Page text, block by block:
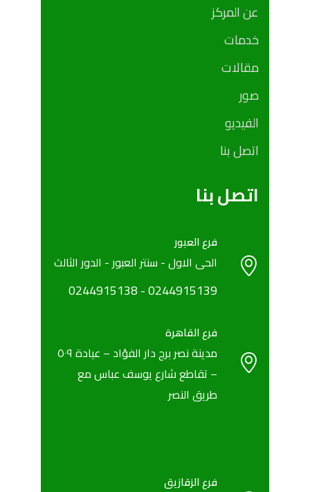
عن المركز
خدمات
مقالات
صور
الفيديو
اتصل بنا
اتصل بنا
فرع العبور
الحى الاول - سنتر العبور - الدور الثالث
0244915138- ‎‎0244915139
فرع القاهرة
مدينة نصر برج دار الفؤاد – عيادة ٥٠٩
– تقاطع شارع يوسف عباس مع
طريق النصر
فرع الزقازيق